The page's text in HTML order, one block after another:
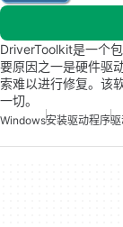
DriverToolkit是一个
要原因之一是硬件驱
索难以进行修复。该
一切。
Windows安装驱动程序